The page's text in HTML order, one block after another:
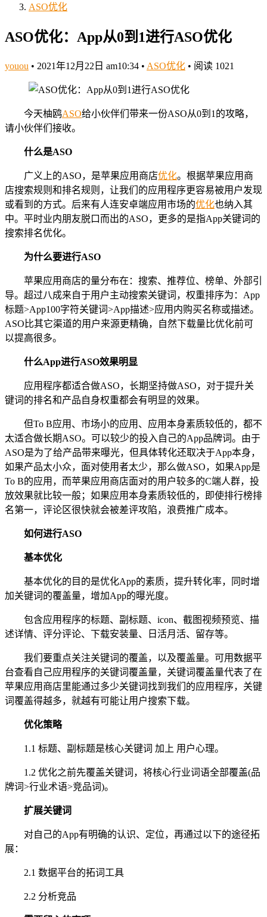
ASO优化
ASO优化：App从0到1进行ASO优化
youou • 2021年12月22日 am10:34 • ASO优化 • 阅读 1021
今天柚鸥ASO给小伙伴们带来一份ASO从0到1的攻略，
请小伙伴们接收。
什么是ASO
广义上的ASO，是苹果应用商店优化。根据苹果应用商
店搜索规则和排名规则，让我们的应用程序更容易被用户发现
或看到的方式。后来有人连安卓端应用市场的优化也纳入其
中。平时业内朋友脱口而出的ASO，更多的是指App关键词的
搜索排名优化。
为什么要进行ASO
苹果应用商店的量分布在：搜索、推荐位、榜单、外部引
导。超过八成来自于用户主动搜索关键词，权重排序为：App
标题>App100字符关键词>App描述>应用内购买名称或描述。
ASO比其它渠道的用户来源更精确，自然下载量比优化前可
以提高很多。
什么App进行ASO效果明显
应用程序都适合做ASO，长期坚持做ASO，对于提升关
键词的排名和产品自身权重都会有明显的效果。
但To B应用、市场小的应用、应用本身素质较低的，都不
太适合做长期ASO。可以较少的投入自己的App品牌词。由于
ASO是为了给产品带来曝光，但具体转化还取决于App本身，
如果产品太小众，面对使用者太少，那么做ASO，如果App是
To B的应用，而苹果应用商店面对的用户较多的C端人群，投
放效果就比较一般；如果应用本身素质较低的，即使排行榜排
名第一，评论区很快就会被差评攻陷，浪费推广成本。
如何进行ASO
基本优化
基本优化的目的是优化App的素质，提升转化率，同时增
加关键词的覆盖量，增加App的曝光度。
包含应用程序的标题、副标题、icon、截图视频预览、描
述详情、评分评论、下载安装量、日活月活、留存等。
我们要重点关注关键词的覆盖，以及覆盖量。可用数据平
台查看自己应用程序的关键词覆盖量，关键词覆盖量代表了在
苹果应用商店里能通过多少关键词找到我们的应用程序，关键
词覆盖得越多，就越有可能让用户搜索下载。
优化策略
1.1 标题、副标题是核心关键词 加上 用户心理。
1.2 优化之前先覆盖关键词，将核心行业词语全部覆盖(品
牌词>行业术语>竞品词)。
扩展关键词
对自己的App有明确的认识、定位，再通过以下的途径拓
展：
2.1 数据平台的拓词工具
2.2 分析竞品